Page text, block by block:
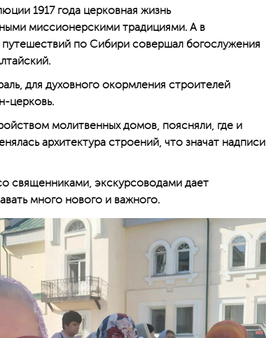
1917 года церковная жизнь
миссионерскими традициями. А в
по Сибири совершал богослужения
для духовного окормления строителей
церковь.
молитвенных домов, поясняли, где и
архитектура строений, что значат надписи
священниками, экскурсоводами дает
много нового и важного.